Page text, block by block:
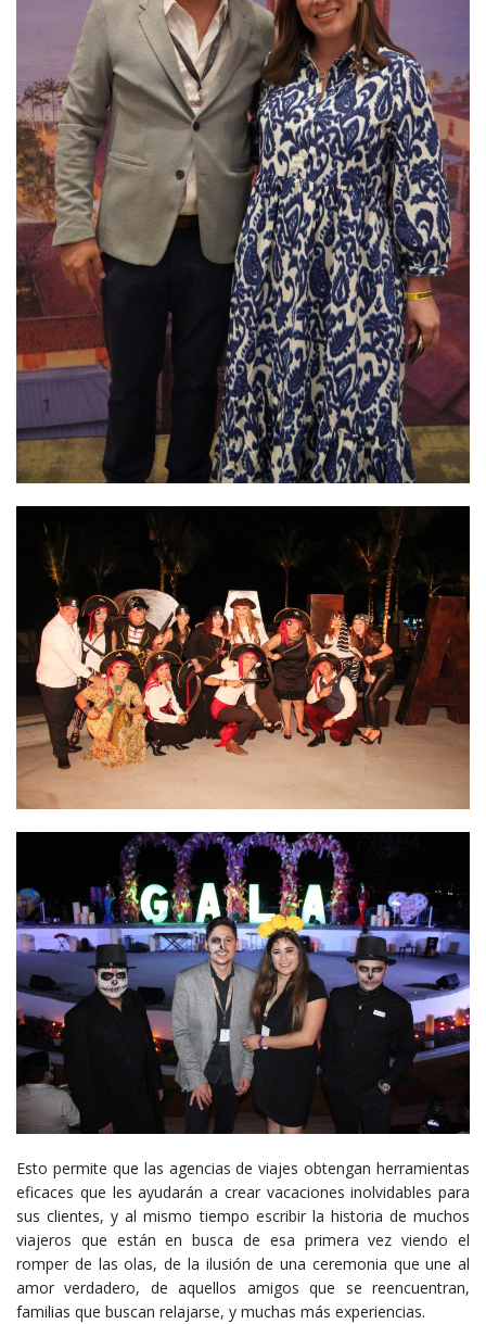
Esto permite que las agencias de viajes obtengan herramientas
eficaces que les ayudarán a crear vacaciones inolvidables para
sus clientes, y al mismo tiempo escribir la historia de muchos
viajeros que están en busca de esa primera vez viendo el
romper de las olas, de la ilusión de una ceremonia que une al
amor verdadero, de aquellos amigos que se reencuentran,
familias que buscan relajarse, y muchas más experiencias.